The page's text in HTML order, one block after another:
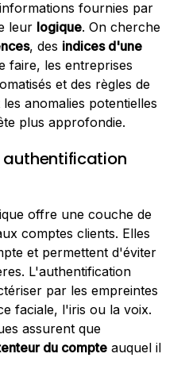
fournies par
leur logique. On cherche
, des indices d'une
faire, les entreprises
et des règles de
anomalies potentielles
plus approfondie.
authentification
offre une couche de
comptes clients. Elles
et permettent d'éviter
L'authentification
par les empreintes
faciale, l'iris ou la voix.
assurent que
du compte auquel il